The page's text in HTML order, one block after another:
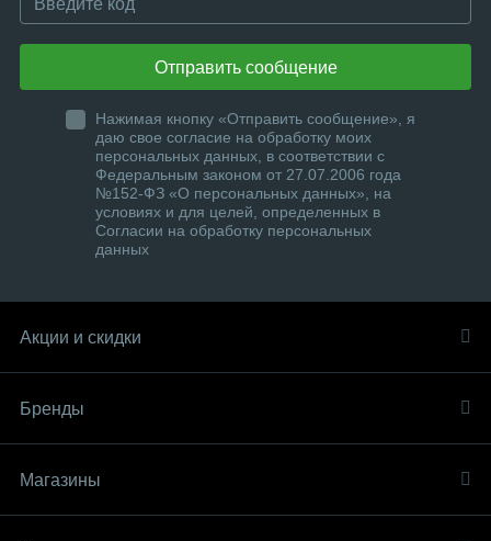
Отправить сообщение
Нажимая кнопку «Отправить сообщение», я
даю свое согласие на обработку моих
персональных данных, в соответствии с
Федеральным законом от 27.07.2006 года
№152-ФЗ «О персональных данных», на
условиях и для целей, определенных в
Согласии на обработку персональных
данных
Акции и скидки
Бренды
Магазины